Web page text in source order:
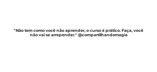
"Não tem como você não aprender, o curso é prático. Faça, você
não vai se arrepender." @compartilhandomagia